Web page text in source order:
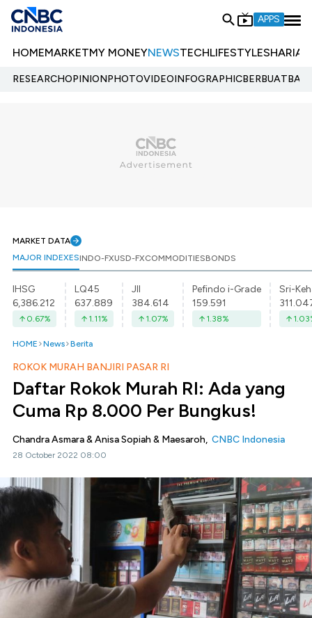
APPS
HOMEMARKETMY MONEYNEWSTECHLIFESTYLESHARIA
RESEARCHOPINIONPHOTOVIDEOINFOGRAPHIC
MARKET DATA
MAJOR INDEXESINDO-FXUSD-FXCOMMODITIESBONDS
IHSG
6,386.212
0.67%
LQ45
637.889
1.11%
JII
384.614
1.07%
Pefindo i-Grade
159.591
1.38%
Sri-
1.03
HOME News Berita
ROKOK MURAH BANJIRI PASAR RI
Daftar Rokok Murah RI: Ada yang
Cuma Rp 8.000 Per Bungkus!
Chandra Asmara & Anisa Sopiah & Maesaroh, CNBC Indonesia
28 October 2022 08:00